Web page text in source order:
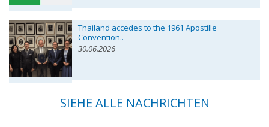
Thailand accedes to the 1961 Apostille
Convention..
30.06.2026
SIEHE ALLE NACHRICHTEN